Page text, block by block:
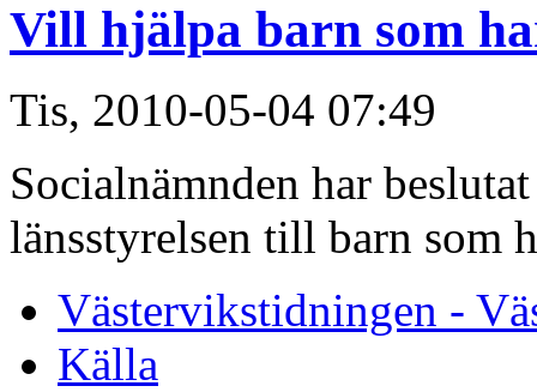
Vill hjälpa barn som
Tis, 2010-05-04 07:49
Socialnämnden har
länsstyrelsen till barn som
Västervikstidningen -
Källa